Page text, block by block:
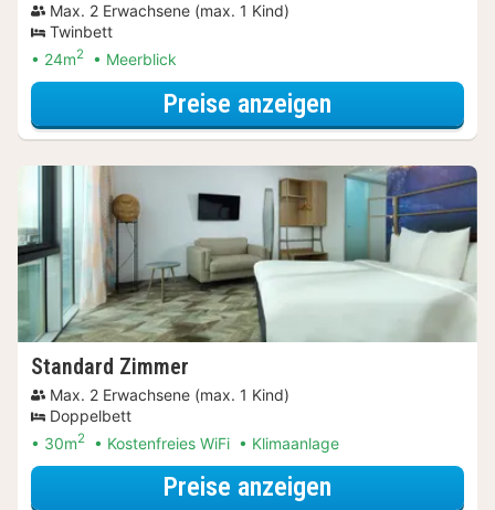
Max. 2 Erwachsene (max. 1 Kind)
Twinbett
24m2 Meerblick
Preise anzeigen
Standard Zimmer
Max. 2 Erwachsene (max. 1 Kind)
Doppelbett
30m2 Kostenfreies WiFi Klimaanlage
Preise anzeigen